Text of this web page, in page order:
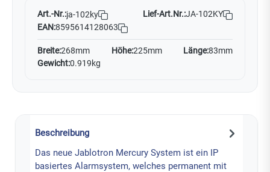
Art.-Nr.:ja-102ky Lief-Art.Nr.:JA-102KY
EAN:8595614128063
Breite:268mm Höhe:225mm Länge:83mm
Gewicht:0.919kg
Beschreibung
Das neue Jablotron Mercury System ist ein IP
basiertes Alarmsystem, welches permanent mit